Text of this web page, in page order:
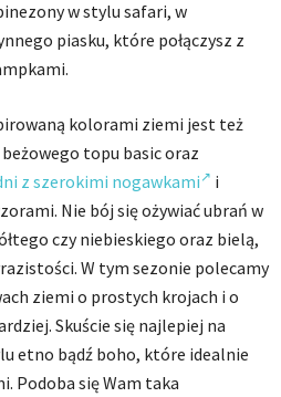
w stylu safari, w
piasku, które połączysz z
kolorami ziemi jest też
topu basic oraz
z szerokimi nogawkami
i
Nie bój się ożywiać ubrań w
czy niebieskiego oraz bielą,
W tym sezonie polecamy
ziemi o prostych krojach i o
Skuście się najlepiej na
etno bądź boho, które idealnie
Podoba się Wam taka